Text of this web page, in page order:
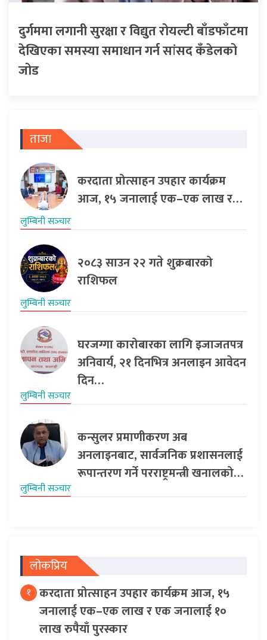
दुर्गममा लगानी सुरक्षा र विद्युत रोयल्टी बाँडफाँटमा
देखिएका समस्या समाधान गर्न सांसद कँडेलको
जोड
ताजा
करदाता प्रोत्साहन उपहार कार्यक्रम
आज, १५ जनालाई एक–एक लाख र…
लुम्बिनी सञ्‍चार
२०८३ साउन २२ गते शुक्रबारको
राशिफल
लुम्बिनी सञ्‍चार
घरजग्गा कारोबारका लागि इजाजतपत्र
अनिवार्य, २१ दिनभित्र अनलाइन आवेदन
दिन…
लुम्बिनी सञ्‍चार
कन्सुलर प्रमाणीकरण अब
अनलाइनबाट, सार्वजनिक प्रशासनलाई
रूपान्तरण गर्ने परराष्ट्रमन्त्री खनालको…
लुम्बिनी सञ्‍चार
लोकप्रिय
१ करदाता प्रोत्साहन उपहार कार्यक्रम आज, १५
जनालाई एक–एक लाख र एक जनालाई १०
लाख रुपैयाँ पुरस्कार